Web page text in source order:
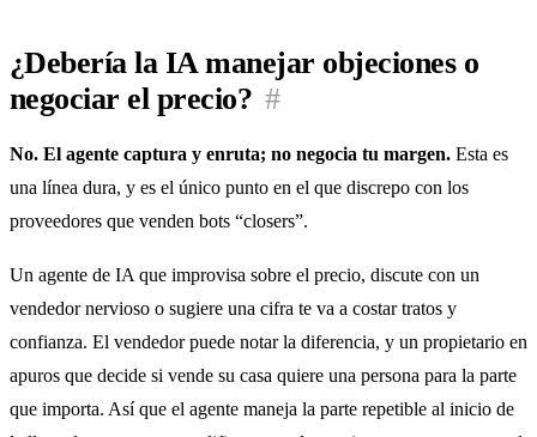
¿Debería la IA manejar objeciones o
negociar el precio? #
No. El agente captura y enruta; no negocia tu margen. Esta es
una línea dura, y es el único punto en el que discrepo con los
proveedores que venden bots “closers”.
Un agente de IA que improvisa sobre el precio, discute con un
vendedor nervioso o sugiere una cifra te va a costar tratos y
confianza. El vendedor puede notar la diferencia, y un propietario en
apuros que decide si vende su casa quiere una persona para la parte
que importa. Así que el agente maneja la parte repetible al inicio de